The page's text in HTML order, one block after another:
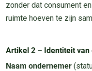
zonder dat consument
ruimte hoeven te zijn
Artikel 2 – Identiteit van
Naam ondernemer